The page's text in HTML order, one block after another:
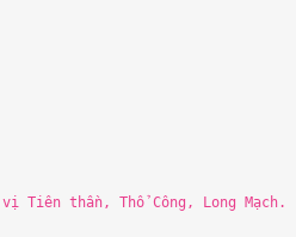
Tiên thần, Thổ Công, Long Mạch.